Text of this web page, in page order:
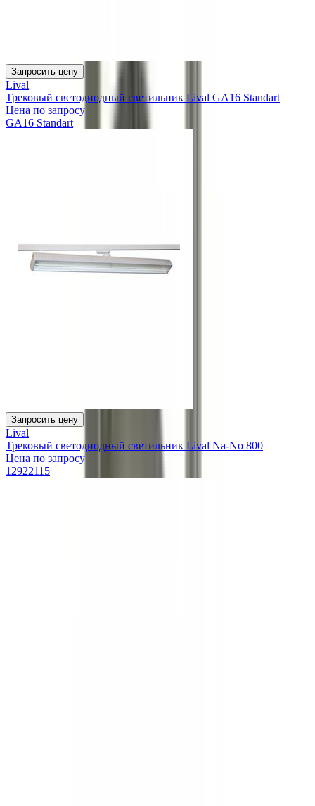
Запросить цену
Lival
Трековый светодиодный светильник Lival GA16 Standart
Цена по запросу
GA16 Standart
Запросить цену
Lival
Трековый светодиодный светильник Lival Na-No 800
Цена по запросу
12922115